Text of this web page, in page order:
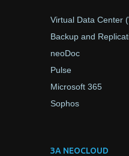
Virtual Data Center
Backup and
neoDoc
Pulse
Microsoft 365
Sophos
ЗА NEOCLOUD